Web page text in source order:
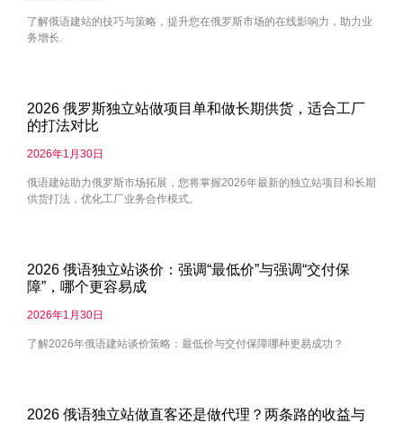
了解俄语建站的技巧与策略，提升您在俄罗斯市场的在线影响力，助力业
务增长.
2026 俄罗斯独立站做项目单和做长期供货，适合工厂
的打法对比
2026年1月30日
俄语建站助力俄罗斯市场拓展，您将掌握2026年最新的独立站项目和长期
供货打法，优化工厂业务合作模式。
2026 俄语独立站谈价：强调“最低价”与强调“交付保
障”，哪个更容易成
2026年1月30日
了解2026年俄语建站谈价策略：最低价与交付保障哪种更易成功？
2026 俄语独立站做直客还是做代理？两条路的收益与